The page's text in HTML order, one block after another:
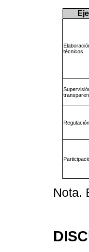
técnicos
Nota.